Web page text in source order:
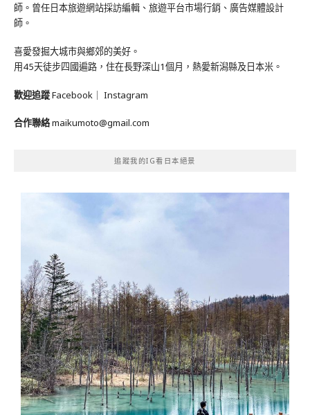
師。曾任日本旅遊網站採訪編輯、旅遊平台市場行銷、廣告媒體設計
師。
喜愛發掘大城市與鄉郊的美好。
用45天徒步四國遍路，住在長野深山1個月，熱愛新潟縣及日本米。
歡迎追蹤Facebook ｜ Instagram
合作聯絡maikumoto@gmail.com
追蹤我的IG看日本絕景